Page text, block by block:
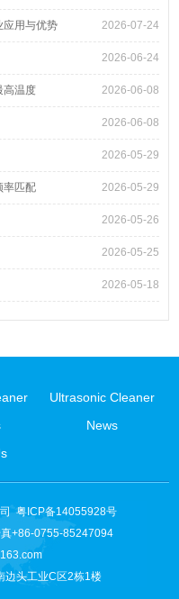
2026-07-24
应用与优势
2026-06-24
2026-06-08
高温度
2026-06-08
2026-05-29
2026-05-29
率匹配
2026-05-26
2026-05-25
2026-05-18
Ultrasonic Cleaner
News
司粤ICP备14055928号
+86-0755-85247094
边头工业C区2栋1楼